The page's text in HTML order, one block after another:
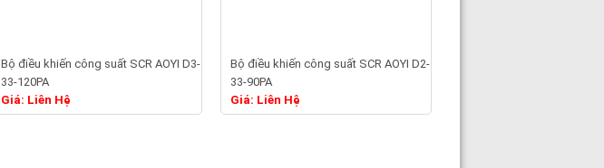
Bộ điều khiến công suất SCR AOYI D3-
33-120PA
Giá: Liên Hệ
Bộ điều khiến công suất SCR AOYI D2-
33-90PA
Giá: Liên Hệ